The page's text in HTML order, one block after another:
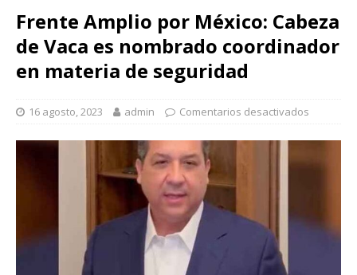
Frente Amplio por México: Cabeza
de Vaca es nombrado coordinador
en materia de seguridad
16 agosto, 2023 admin Comentarios desactivados